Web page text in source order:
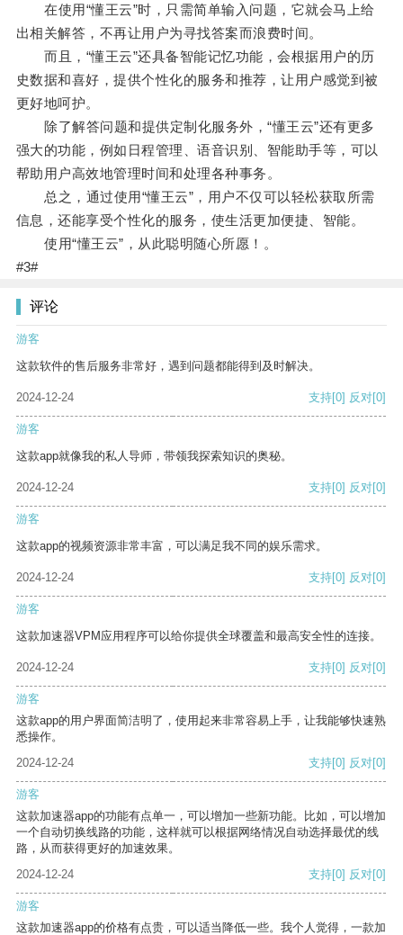
在使用“懂王云”时，只需简单输入问题，它就会马上给
出相关解答，不再让用户为寻找答案而浪费时间。
而且，“懂王云”还具备智能记忆功能，会根据用户的历
史数据和喜好，提供个性化的服务和推荐，让用户感觉到被
更好地呵护。
除了解答问题和提供定制化服务外，“懂王云”还有更多
强大的功能，例如日程管理、语音识别、智能助手等，可以
帮助用户高效地管理时间和处理各种事务。
总之，通过使用“懂王云”，用户不仅可以轻松获取所需
信息，还能享受个性化的服务，使生活更加便捷、智能。
使用“懂王云”，从此聪明随心所愿！。
#3#
评论
游客
这款软件的售后服务非常好，遇到问题都能得到及时解决。
2024-12-24 支持[0] 反对[0]
游客
这款app就像我的私人导师，带领我探索知识的奥秘。
2024-12-24 支持[0] 反对[0]
游客
这款app的视频资源非常丰富，可以满足我不同的娱乐需求。
2024-12-24 支持[0] 反对[0]
游客
这款加速器VPM应用程序可以给你提供全球覆盖和最高安全性的连接。
2024-12-24 支持[0] 反对[0]
游客
这款app的用户界面简洁明了，使用起来非常容易上手，让我能够快速熟
悉操作。
2024-12-24
支持[0] 反对[0]
游客
这款加速器app的功能有点单一，可以增加一些新功能。比如，可以增加
一个自动切换线路的功能，这样就可以根据网络情况自动选择最优的线
路，从而获得更好的加速效果。
2024-12-24
支持[0] 反对[0]
游客
这款加速器app的价格有点贵，可以适当降低一些。我个人觉得，一款加